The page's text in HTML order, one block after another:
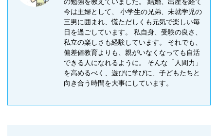
今は主婦として、 小学生の兄弟、未就学児の
三男に囲まれ、慌ただしくも元気で楽しい毎
日を過ごしています。 私自身、受験の良さ、
私立の楽しさも経験しています。 それでも、
偏差値教育よりも、親がいなくなっても自活
できる人になれるように。 そんな「人間力」
を高めるべく、遊びに学びに、子どもたちと
向き合う時間を大事にしています。